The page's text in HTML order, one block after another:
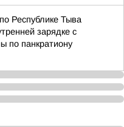
Республике Тыва
зарядке с
по панкратиону